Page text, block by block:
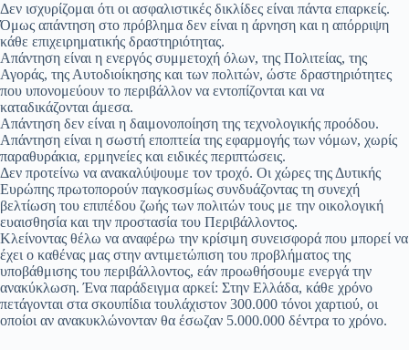
Δεν ισχυρίζομαι ότι οι ασφαλιστικές δικλίδες είναι πάντα επαρκείς.
Όμως απάντηση στο πρόβλημα δεν είναι η άρνηση και η απόρριψη
κάθε επιχειρηματικής δραστηριότητας.
Απάντηση είναι η ενεργός συμμετοχή όλων, της Πολιτείας, της
Αγοράς, της Αυτοδιοίκησης και των πολιτών, ώστε δραστηριότητες
που υπονομεύουν το περιβάλλον να εντοπίζονται και να
καταδικάζονται άμεσα.
Απάντηση δεν είναι η δαιμονοποίηση της τεχνολογικής προόδου.
Απάντηση είναι η σωστή εποπτεία της εφαρμογής των νόμων, χωρίς
παραθυράκια, ερμηνείες και ειδικές περιπτώσεις.
Δεν προτείνω να ανακαλύψουμε τον τροχό. Οι χώρες της Δυτικής
Ευρώπης πρωτοπορούν παγκοσμίως συνδυάζοντας τη συνεχή
βελτίωση του επιπέδου ζωής των πολιτών τους με την οικολογική
ευαισθησία και την προστασία του Περιβάλλοντος.
Κλείνοντας θέλω να αναφέρω την κρίσιμη συνεισφορά που μπορεί να
έχει ο καθένας μας στην αντιμετώπιση του προβλήματος της
υποβάθμισης του περιβάλλοντος, εάν προωθήσουμε ενεργά την
ανακύκλωση. Ένα παράδειγμα αρκεί: Στην Ελλάδα, κάθε χρόνο
πετάγονται στα σκουπίδια τουλάχιστον 300.000 τόνοι χαρτιού, οι
οποίοι αν ανακυκλώνονταν θα έσωζαν 5.000.000 δέντρα το χρόνο.